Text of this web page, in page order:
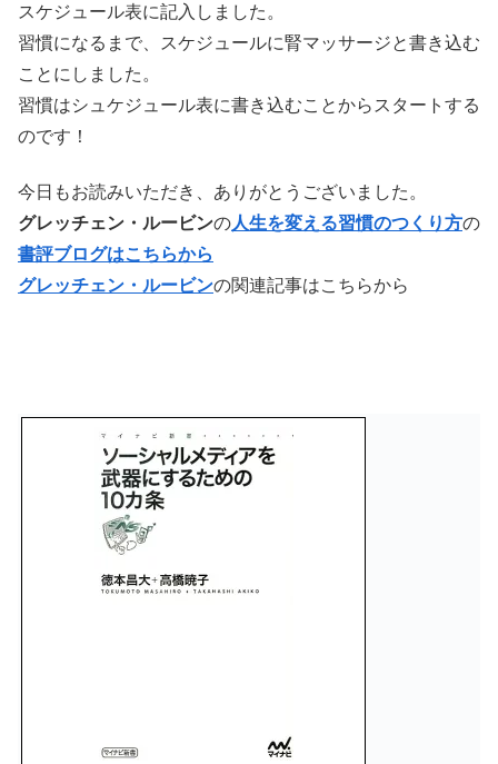
スケジュール表に記入しました。
習慣になるまで、スケジュールに腎マッサージと書き込む
ことにしました。
習慣はシュケジュール表に書き込むことからスタートする
のです！
今日もお読みいただき、ありがとうございました。
グレッチェン・ルービンの人生を変える習慣のつくり方の
書評ブログはこちらから
グレッチェン・ルービンの関連記事はこちらから